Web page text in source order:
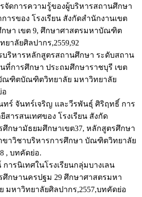
จัดการความรู้ของผู้บริหารสถานศึกษา
ารของ โรงเรียน สังกัดสำนักงานเขต
ษา เขต 9, ศึกษาศาสตรมหาบัณฑิต
าลัยศิลปากร,2559,92
บริหารหลักสูตรสถานศึกษา ระดับสถาน
ที่การศึกษา ประถมศึกษาราชบุรี เขต
ณฑิตบัณฑิตวิทยาลัย มหาวิทยาลัย
อ
ร์ จันทร์เจริญ และวีรพันธุ์ ศิริฤทธิ์ การ
สารสนเทศของ โรงเรียน สังกัด
กษามัธยมศึกษาเขต37, หลักสูตรศึกษา
าวิชาบริหารการศึกษา บัณฑิตวิทยาลัย
, บทคัดย่อ.
รนิเทศในโรงเรียนกลุ่มบางเลน
ศึกษานครปฐม 29 ศึกษาศาสตรมหา
หาวิทยาลัยศิลปากร,2557,บทคัดย่อ